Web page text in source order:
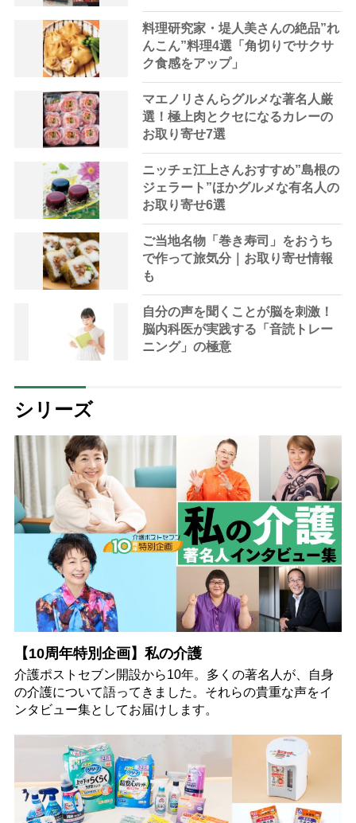
料理研究家・堤人美さんの絶品”れ
んこん”料理4選「角切りでサクサ
ク食感をアップ」
マエノリさんらグルメな著名人厳
選！極上肉とクセになるカレーの
お取り寄せ7選
ニッチェ江上さんおすすめ”島根の
ジェラート”ほかグルメな有名人の
お取り寄せ6選
ご当地名物「巻き寿司」をおうち
で作って旅気分｜お取り寄せ情報
も
自分の声を聞くことが脳を刺激！
脳内科医が実践する「音読トレー
ニング」の極意
シリーズ
【10周年特別企画】私の介護
介護ポストセブン開設から10年。多くの著名人が、自身
の介護について語ってきました。それらの貴重な声をイ
ンタビュー集としてお届けします。